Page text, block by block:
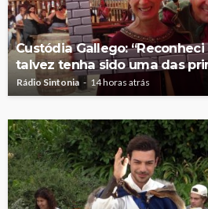
Custódia Gallego:
talvez tenha sido uma das
Rádio Sintonia 14 horas atrás